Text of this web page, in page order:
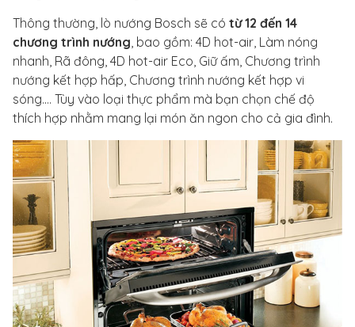
Thông thường, lò nướng Bosch sẽ có từ 12 đến 14
chương trình nướng, bao gồm: 4D hot-air, Làm nóng
nhanh, Rã đông, 4D hot-air Eco, Giữ ấm, Chương trình
nướng kết hợp hấp, Chương trình nướng kết hợp vi
sóng.... Tùy vào loại thực phẩm mà bạn chọn chế độ
thích hợp nhằm mang lại món ăn ngon cho cả gia đình.